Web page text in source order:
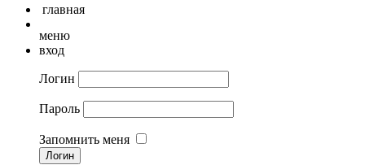
главная
меню
вход
Логин
Пароль
Запомнить меня